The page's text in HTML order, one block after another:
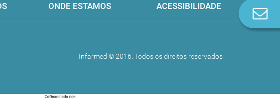
ONDE ESTAMOS ACESSIBILIDADE
Infarmed © 2016. Todos os direitos reservados